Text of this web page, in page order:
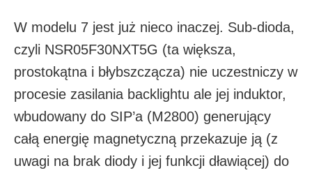
W modelu 7 jest już nieco inaczej. Sub-dioda,
czyli NSR05F30NXT5G (ta większa,
prostokątna i błybszczącza) nie uczestniczy w
procesie zasilania backlightu ale jej induktor,
wbudowany do SIP’a (M2800) generujący
całą energię magnetyczną przekazuje ją (z
uwagi na brak diody i jej funkcji dławiącej) do